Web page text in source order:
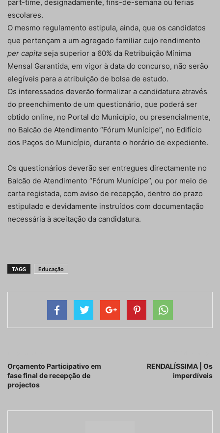
part-time, designadamente, fins-de-semana ou férias
escolares.
O mesmo regulamento estipula, ainda, que os candidatos
que pertençam a um agregado familiar cujo rendimento
per capita seja superior a 60% da Retribuição Mínima
Mensal Garantida, em vigor à data do concurso, não serão
elegíveis para a atribuição de bolsa de estudo.
Os interessados deverão formalizar a candidatura através
do preenchimento de um questionário, que poderá ser
obtido online, no Portal do Município, ou presencialmente,
no Balcão de Atendimento “Fórum Munícipe”, no Edifício
dos Paços do Município, durante o horário de expediente.
Os questionários deverão ser entregues directamente no
Balcão de Atendimento “Fórum Munícipe”, ou por meio de
carta registada, com aviso de recepção, dentro do prazo
estipulado e devidamente instruídos com documentação
necessária à aceitação da candidatura.
TAGS Educação
Orçamento Participativo em
fase final de recepção de
projectos
RENDALÍSSIMA | Os
imperdíveis